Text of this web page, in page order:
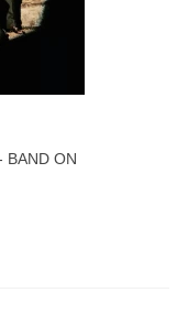
BAND ON